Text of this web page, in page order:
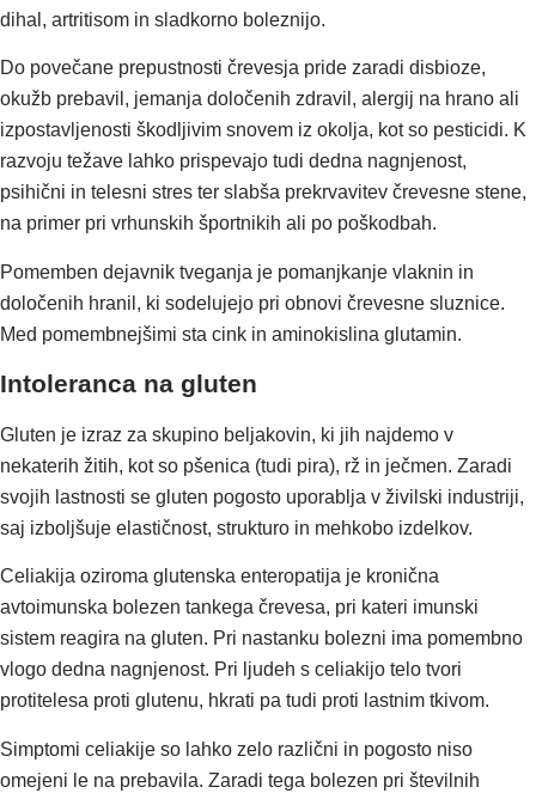
dihal, artritisom in sladkorno boleznijo.
Do povečane prepustnosti črevesja pride zaradi disbioze,
okužb prebavil, jemanja določenih zdravil, alergij na hrano ali
izpostavljenosti škodljivim snovem iz okolja, kot so pesticidi. K
razvoju težave lahko prispevajo tudi dedna nagnjenost,
psihični in telesni stres ter slabša prekrvavitev črevesne stene,
na primer pri vrhunskih športnikih ali po poškodbah.
Pomemben dejavnik tveganja je pomanjkanje vlaknin in
določenih hranil, ki sodelujejo pri obnovi črevesne sluznice.
Med pomembnejšimi sta cink in aminokislina glutamin.
Intoleranca na gluten
Gluten je izraz za skupino beljakovin, ki jih najdemo v
nekaterih žitih, kot so pšenica (tudi pira), rž in ječmen. Zaradi
svojih lastnosti se gluten pogosto uporablja v živilski industriji,
saj izboljšuje elastičnost, strukturo in mehkobo izdelkov.
Celiakija oziroma glutenska enteropatija je kronična
avtoimunska bolezen tankega črevesa, pri kateri imunski
sistem reagira na gluten. Pri nastanku bolezni ima pomembno
vlogo dedna nagnjenost. Pri ljudeh s celiakijo telo tvori
protitelesa proti glutenu, hkrati pa tudi proti lastnim tkivom.
Simptomi celiakije so lahko zelo različni in pogosto niso
omejeni le na prebavila. Zaradi tega bolezen pri številnih